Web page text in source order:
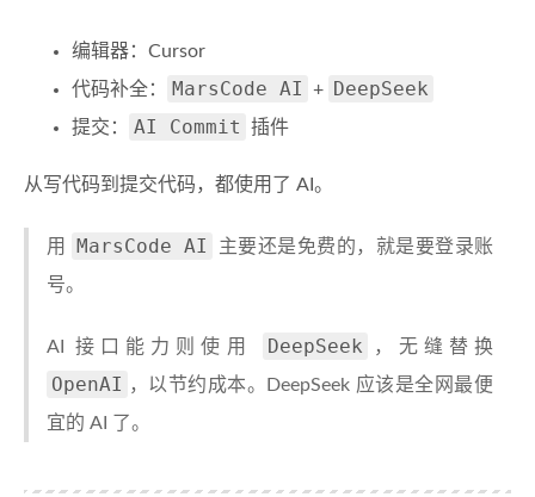
编辑器：Cursor
代码补全：
MarsCode AI + DeepSeek
提交： AI Commit 插件
从写代码到提交代码，都使用了 AI。
用 MarsCode AI
主要还是免费的，就是要登录账
号。
AI 接口能力则使用 DeepSeek ，无缝替换
OpenAI
，以节约成本。DeepSeek 应该是全网最便
宜的 AI 了。